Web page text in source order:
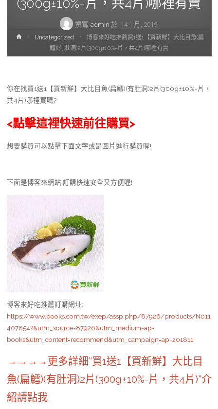
(300g±10%-片，共4片)哪裡有賣
撰寫 admin 於 14 1 月, 2019
首
Uncategorized
博客來好吃推薦買1送1【買新鮮】大比目魚(扁
鱈)(有肚洞)2片(300g±10%-片，共4片)哪裡有賣
你在找買1送1【買新鮮】大比目魚(扁鱈)(有肚洞)2片(300g±10%-片，
共4片)哪裡買嗎?
<點擊這裡快速前往購買>
想要購買可以點擊下面文字或是圖片進行購買喔!
下面是博客來網站!訂購快速安全又方便喔!
博客來好吃推薦訂購網址:
https://www.books.com.tw/exep/assp.php/87926/products/N011
407854?&utm_source=87926&utm_medium=ap-
books&utm_content=recommend&utm_campaign=ap-201811
→→→→更多詳細”買1送1【買新鮮】大比目
魚(扁鱈)(有肚洞)2片(300g±10%-片，共4片)”介
紹請點我